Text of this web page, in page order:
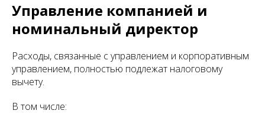
Управление компанией и
номинальный директор
Расходы, связанные с управлением и корпоративным
управлением, полностью подлежат налоговому
вычету.
В том числе: